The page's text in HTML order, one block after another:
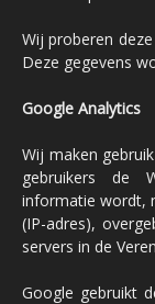
Wij proberen
Deze gegevens
Google Analytics
Wij maken
gebruikers de
informatie wordt,
(IP-adres),
servers in de
Google gebruikt